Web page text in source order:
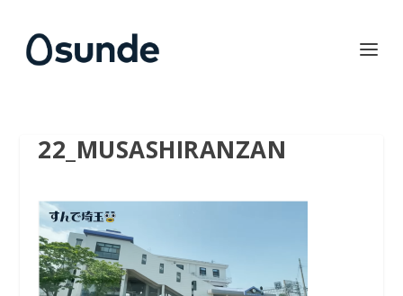
22_MUSASHIRANZAN